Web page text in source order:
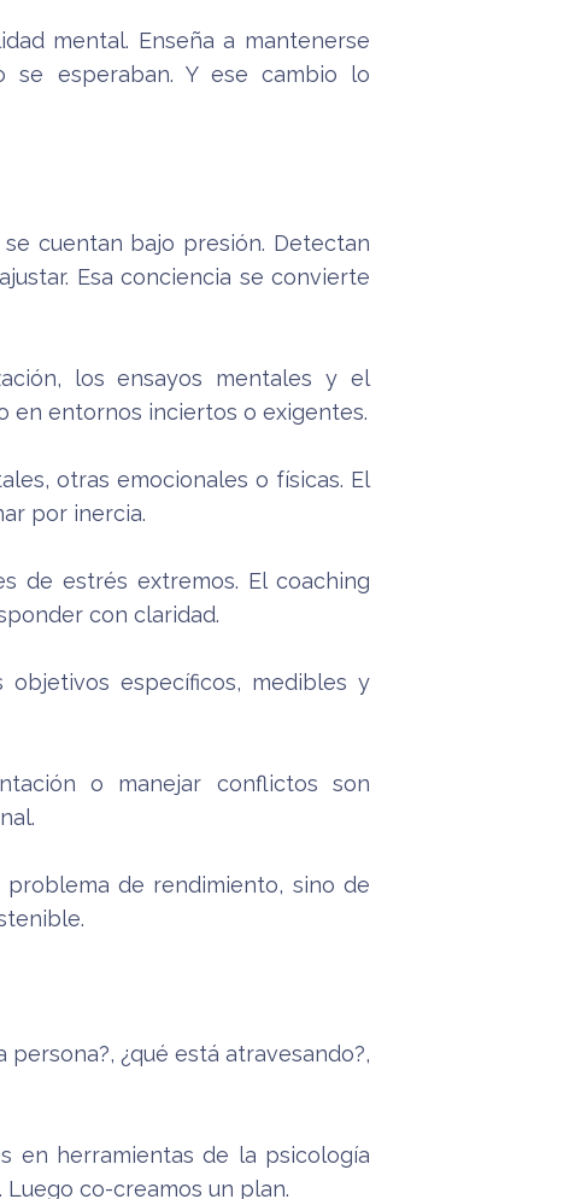
mental. Enseña a mantenerse
se esperaban. Y ese cambio lo
cuentan bajo presión. Detectan
Esa conciencia se convierte
los ensayos mentales y el
en entornos inciertos o exigentes.
otras emocionales o físicas. El
por inercia.
de estrés extremos. El coaching
con claridad.
específicos, medibles y
o manejar conflictos son
de rendimiento, sino de
¿qué está atravesando?,
en herramientas de la psicología
co-creamos un plan.